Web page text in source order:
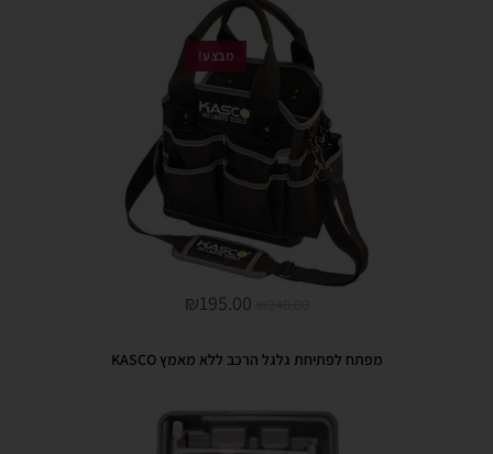
מבצע!
₪195.00
מפתח לפתיחת גלגל הרכב ללא מאמץ KASCO